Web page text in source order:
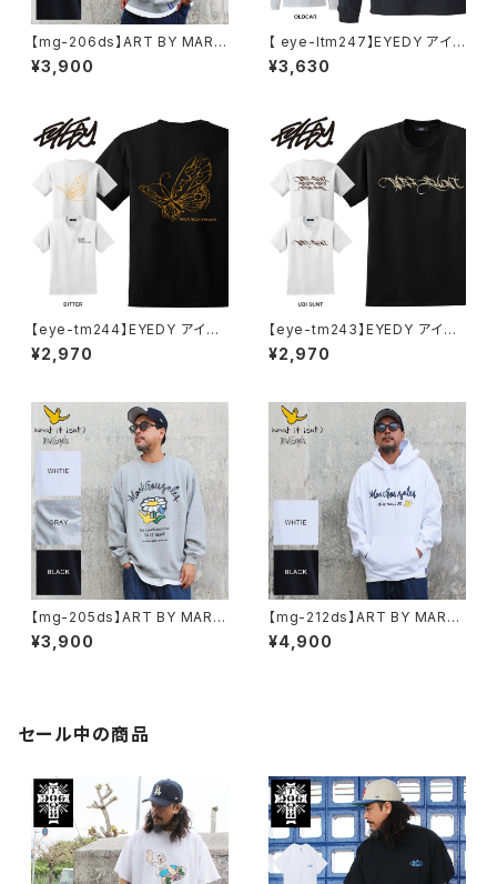
【mg-206ds】ART BY MARK
GONZALE ( What it isNt ワッ
トイットイズント) アートバイ マ
¥3,900
【 eye-ltm247】EYEDY アイデ
ィー 大きいサイズ メンズ ロング
Tシャツ GOD IS DEAD ロンT
HITE BLACK ホワイト ブラック
¥3,630
【eye-tm244】EYEDY アイデ
ィー BITTER ショートスリーブ
Tシャツ 大きいサイズ WHTIE
¥2,970
【eye-tm243】EYEDY アイデ
ィー UBITTER ショートスリー
ブTシャツ 大きいサイズ WHTI
¥2,970
【mg-205ds】ART BY MARK
GONZALE ( What it isNt ワッ
トイットイズント) アートバイ マ
¥3,900
【mg-212ds】ART BY MARK
GONZALE ( What it isNt ワッ
トイットイズント) アートバイ マ
¥4,900
セール中の商品